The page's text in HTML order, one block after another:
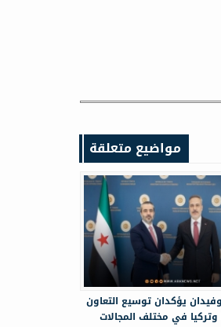
مواضيع متعلقة
يؤكدان توسيع التعاون
في مختلف المجالات